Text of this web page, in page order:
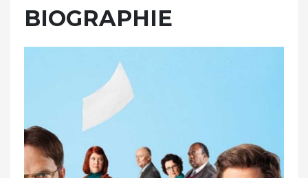
BIOGRAPHIE